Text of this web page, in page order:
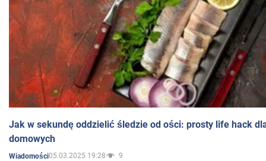
Jak w sekundę oddzielić śledzie od ości: prosty life hack
domowych
Wiadomości05.03.2025 19:28 9